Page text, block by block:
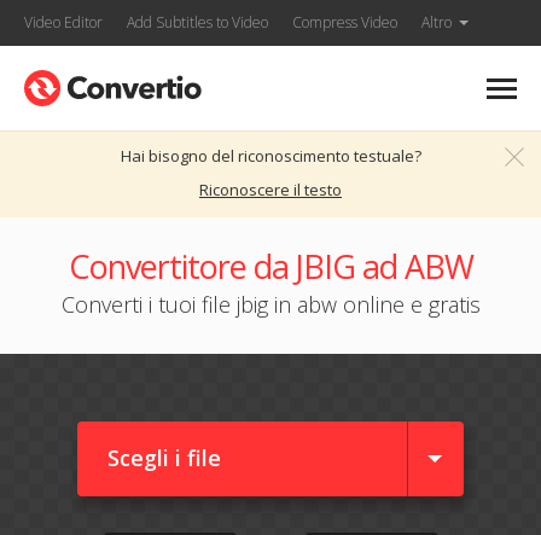
Video Editor Add Subtitles to Video Compress Video Altro
Hai bisogno del riconoscimento testuale?
Riconoscere il testo
Convertitore da JBIG ad ABW
Converti i tuoi file jbig in abw online e gratis
Scegli i file